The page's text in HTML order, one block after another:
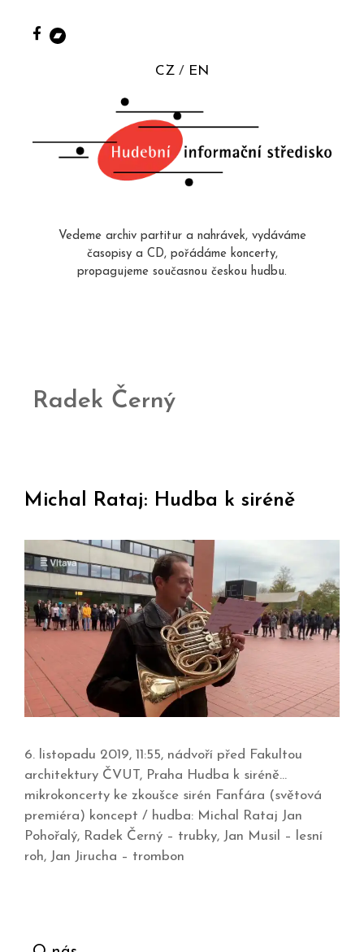
CZ EN
Vedeme archiv partitur a nahrávek, vydáváme
časopisy a CD, pořádáme koncerty,
propagujeme současnou českou hudbu.
Radek Černý
Michal Rataj: Hudba k siréně
6. listopadu 2019, 11:55, nádvoří před Fakultou
architektury ČVUT, Praha Hudba k siréně…
mikrokoncerty ke zkoušce sirén Fanfára (světová
premiéra) koncept / hudba: Michal Rataj Jan
Pohořalý, Radek Černý – trubky, Jan Musil – lesní
roh, Jan Jirucha – trombon